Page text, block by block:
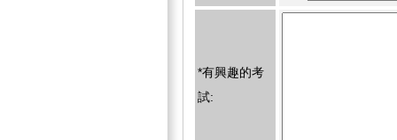
*有興趣的考
試: